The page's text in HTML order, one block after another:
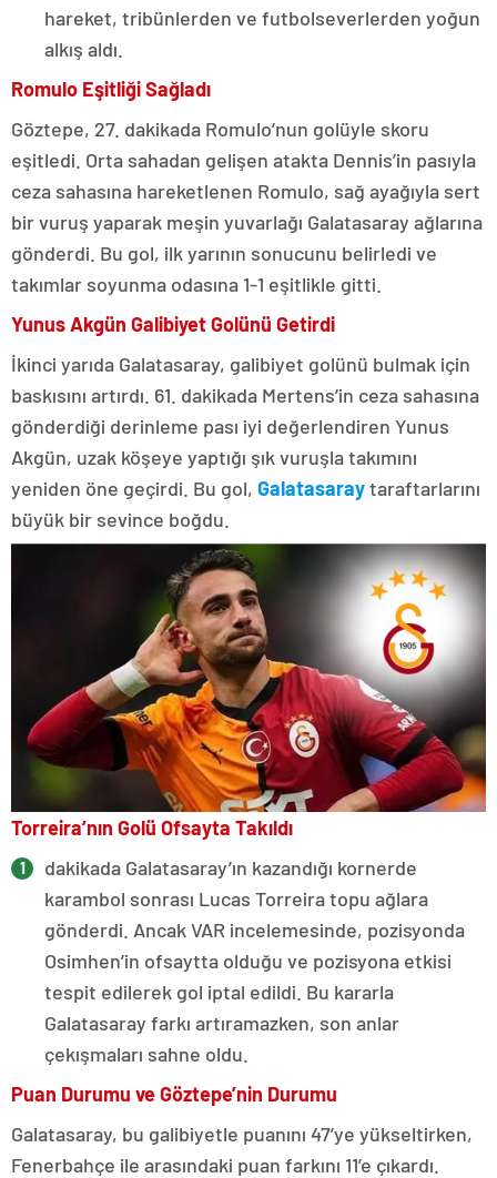
hareket, tribünlerden ve futbolseverlerden yoğun
alkış aldı.
Romulo Eşitliği Sağladı
Göztepe, 27. dakikada Romulo’nun golüyle skoru
eşitledi. Orta sahadan gelişen atakta Dennis’in pasıyla
ceza sahasına hareketlenen Romulo, sağ ayağıyla sert
bir vuruş yaparak meşin yuvarlağı Galatasaray ağlarına
gönderdi. Bu gol, ilk yarının sonucunu belirledi ve
takımlar soyunma odasına 1-1 eşitlikle gitti.
Yunus Akgün Galibiyet Golünü Getirdi
İkinci yarıda Galatasaray, galibiyet golünü bulmak için
baskısını artırdı. 61. dakikada Mertens’in ceza sahasına
gönderdiği derinleme pası iyi değerlendiren Yunus
Akgün, uzak köşeye yaptığı şık vuruşla takımını
yeniden öne geçirdi. Bu gol, Galatasaraytaraftarlarını
büyük bir sevince boğdu.
Torreira’nın Golü Ofsayta Takıldı
dakikada Galatasaray’ın kazandığı kornerde
karambol sonrası Lucas Torreira topu ağlara
gönderdi. Ancak VAR incelemesinde, pozisyonda
Osimhen’in ofsaytta olduğu ve pozisyona etkisi
tespit edilerek gol iptal edildi. Bu kararla
Galatasaray farkı artıramazken, son anlar
çekışmaları sahne oldu.
Puan Durumu ve Göztepe’nin Durumu
Galatasaray, bu galibiyetle puanını 47’ye yükseltirken,
Fenerbahçe ile arasındaki puan farkını 11’e çıkardı.